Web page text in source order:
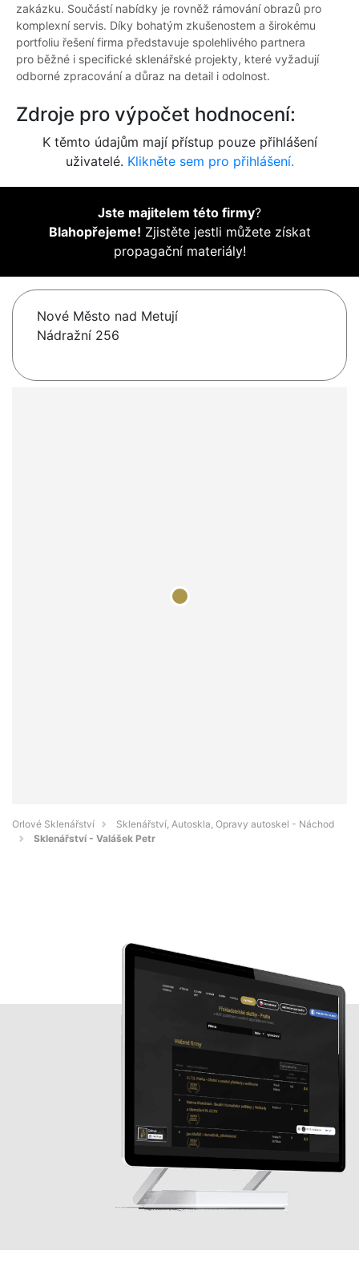
zakázku. Součástí nabídky je rovněž rámování obrazů pro
komplexní servis. Díky bohatým zkušenostem a širokému
portfoliu řešení firma představuje spolehlivého partnera
pro běžné i specifické sklenářské projekty, které vyžadují
odborné zpracování a důraz na detail i odolnost.
Zdroje pro výpočet hodnocení:
K těmto údajům mají přístup pouze přihlášení
uživatelé. Klikněte sem pro přihlášení.
Jste majitelem této firmy?
Blahopřejeme! Zjistěte jestli můžete získat
propagační materiály!
Nové Město nad Metují
Nádražní 256
Orlové Sklenářství
Sklenářství, Autoskla, Opravy autoskel - Náchod
Sklenářství - Valášek Petr